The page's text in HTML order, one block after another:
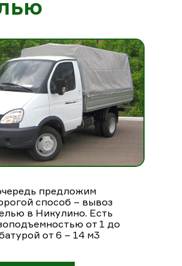
предложим
способ – вывоз
в Никулино. Есть
от 1 до
от 6 – 14 м3